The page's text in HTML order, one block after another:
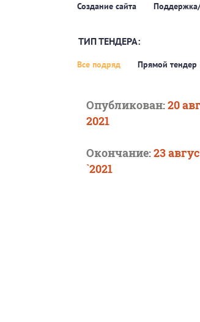
Создание сайта
ТИП ТЕНДЕРА:
Все подряд Прямой тендер
Опубликован:20
2021
Окончание:23
`2021